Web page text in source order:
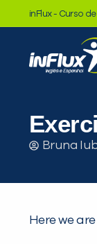
inFlux - Curso
Bruna
Here we